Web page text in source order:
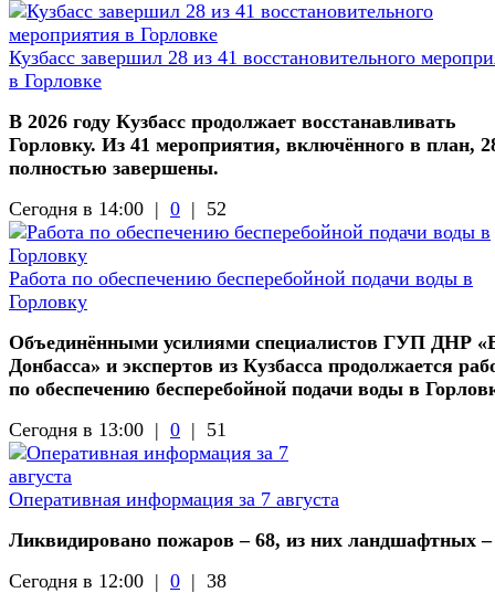
Кузбасс завершил 28 из 41 восстановительного
в Горловке
В 2026 году Кузбасс продолжает восстанавливать
Горловку. Из 41 мероприятия, включённого в план,
полностью завершены.
Сегодня в 14:00 | 0 | 52
Работа по обеспечению бесперебойной подачи воды в
Горловку
Объединёнными усилиями специалистов ГУП ДНР
Донбасса» и экспертов из Кузбасса продолжается
по обеспечению бесперебойной подачи воды в
Сегодня в 13:00 | 0 | 51
Оперативная информация за 7 августа
Ликвидировано пожаров – 68, из них ландшафтных –
Сегодня в 12:00 | 0 | 38